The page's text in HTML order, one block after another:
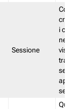
Sessione
i
nel